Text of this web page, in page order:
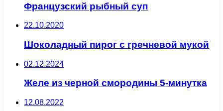
Французский рыбный суп
22.10.2020
Шоколадный пирог с гречневой мукой
02.12.2024
Желе из черной смородины 5-минутка
12.08.2022